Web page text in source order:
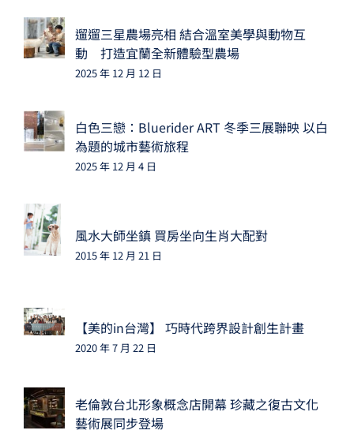
遛遛三星農場亮相 結合溫室美學與動物互
動 打造宜蘭全新體驗型農場
2025 年 12 月 12 日
白色三戀：Bluerider ART 冬季三展聯映 以白
為題的城市藝術旅程
2025 年 12 月 4 日
風水大師坐鎮 買房坐向生肖大配對
2015 年 12 月 21 日
【美的in台灣】 巧時代跨界設計創生計畫
2020 年 7 月 22 日
老倫敦台北形象概念店開幕 珍藏之復古文化
藝術展同步登場